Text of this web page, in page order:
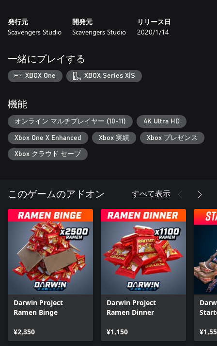
を一気に有利に持っていったり、殺戮の限りをつくすプレイヤ
発行元
Scavengers Studio
開発元
Scavengers Studio
リリース日
2020/1/14
一緒にプレイする
XBOX One XBOX Series X|S
機能
オンライン マルチプレイヤー (10-11) 4K Ultra HD
Xbox One X Enhanced Xbox 実績 Xbox プレゼンス
Xbox クラウド セーブ
このゲームのアドオン すべて表示
Darwin Project
Ramen Binge
¥2,350
Darwin Project
Ramen Dinner
¥1,150